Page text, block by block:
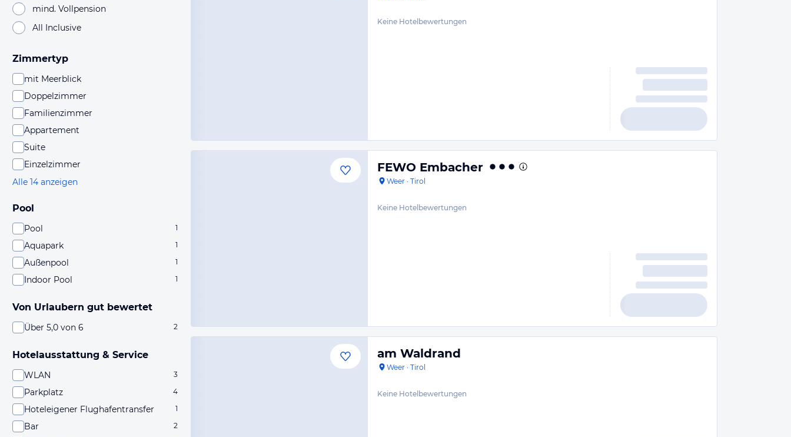
mind. Vollpension
All Inclusive
Zimmertyp
mit Meerblick
Doppelzimmer
Familienzimmer
Appartement
Suite
Einzelzimmer
Alle 14 anzeigen
Pool
Pool 1
Aquapark 1
Außenpool 1
Indoor Pool 1
Von Urlaubern gut bewertet
Über 5,0 von 6 2
Hotelausstattung & Service
WLAN 3
Parkplatz 4
Hoteleigener Flughafentransfer 1
Bar 2
Keine Hotelbewertungen
FEWO Embacher
Weer · Tirol
Keine Hotelbewertungen
am Waldrand
Weer · Tirol
Keine Hotelbewertungen